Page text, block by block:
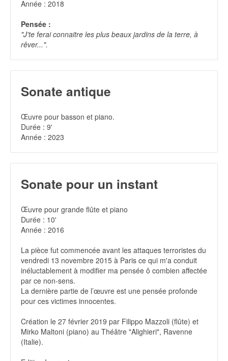
Année : 2018
Pensée :
"J'te ferai connaitre les plus beaux jardins de la terre, à
rêver...".
Sonate antique
Œuvre pour basson et piano.
Durée : 9'
Année : 2023
Sonate pour un instant
Œuvre pour grande flûte et piano
Durée : 10'
Année : 2016
La pièce fut commencée avant les attaques terroristes du
vendredi 13 novembre 2015 à Paris ce qui m'a conduit
inéluctablement à modifier ma pensée ô combien affectée
par ce non-sens.
La dernière partie de l’œuvre est une pensée profonde
pour ces victimes innocentes.
Création le 27 février 2019 par Filippo Mazzoli (flûte) et
Mirko Maltoni (piano) au Théâtre "Alighieri", Ravenne
(Italie).